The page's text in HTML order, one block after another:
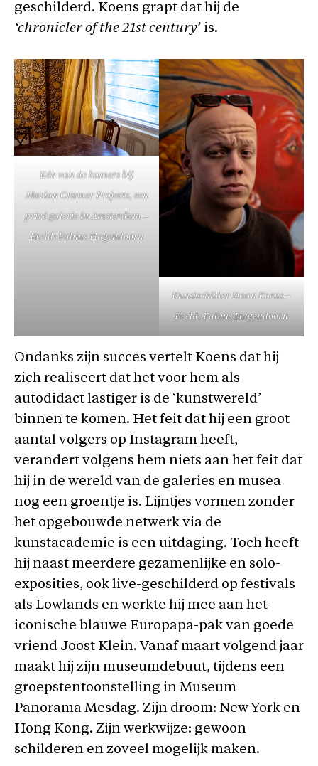
geschilderd. Koens grapt dat hij de
‘chronicler of the 21st century’ is.
Eén van de kamers bij
Marian Cramer Projects, een
privé galerie in Amsterdam –
Beeld: Fabius Hagendoorn
Kunstschilder Daan Koens –
Beeld: Fabius Hagendoorn
Ondanks zijn succes vertelt Koens dat hij
zich realiseert dat het voor hem als
autodidact lastiger is de ‘kunstwereld’
binnen te komen. Het feit dat hij een groot
aantal volgers op Instagram heeft,
verandert volgens hem niets aan het feit dat
hij in de wereld van de galeries en musea
nog een groentje is. Lijntjes vormen zonder
het opgebouwde netwerk via de
kunstacademie is een uitdaging. Toch heeft
hij naast meerdere gezamenlijke en solo-
exposities, ook live-geschilderd op festivals
als Lowlands en werkte hij mee aan het
iconische blauwe Europapa-pak van goede
vriend Joost Klein. Vanaf maart volgend jaar
maakt hij zijn museumdebuut, tijdens een
groepstentoonstelling in Museum
Panorama Mesdag. Zijn droom: New York en
Hong Kong. Zijn werkwijze: gewoon
schilderen en zoveel mogelijk maken.